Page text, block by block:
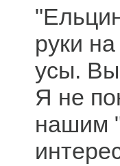
руки
усы. Вы
Я не
нашим